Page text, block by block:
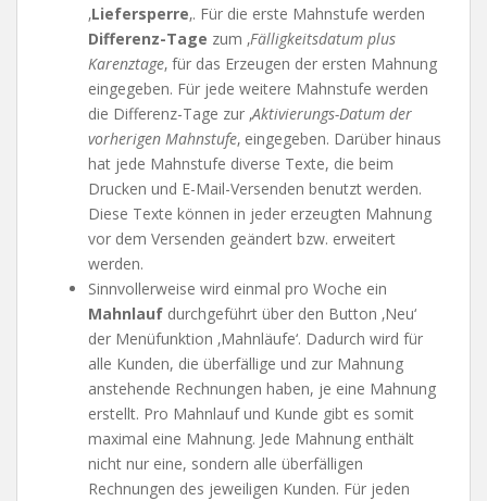
‚Liefersperre‚. Für die erste Mahnstufe werden
Differenz-Tage zum ‚Fälligkeitsdatum plus
Karenztage‚ für das Erzeugen der ersten Mahnung
eingegeben. Für jede weitere Mahnstufe werden
die Differenz-Tage zur ‚Aktivierungs-Datum der
vorherigen Mahnstufe‚ eingegeben. Darüber hinaus
hat jede Mahnstufe diverse Texte, die beim
Drucken und E-Mail-Versenden benutzt werden.
Diese Texte können in jeder erzeugten Mahnung
vor dem Versenden geändert bzw. erweitert
werden.
Sinnvollerweise wird einmal pro Woche ein
Mahnlauf durchgeführt über den Button ‚Neu‘
der Menüfunktion ‚Mahnläufe‘. Dadurch wird für
alle Kunden, die überfällige und zur Mahnung
anstehende Rechnungen haben, je eine Mahnung
erstellt. Pro Mahnlauf und Kunde gibt es somit
maximal eine Mahnung. Jede Mahnung enthält
nicht nur eine, sondern alle überfälligen
Rechnungen des jeweiligen Kunden. Für jeden